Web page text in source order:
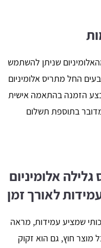
שניתן להשתמש
החל מתריס אלומיניום
הזמנה בהתאמה אישית
בתוספת תשלום
אלומיניום
לאורך זמן
שמציע עמידות, מראה
מוצר חוץ, גם הוא זקוק